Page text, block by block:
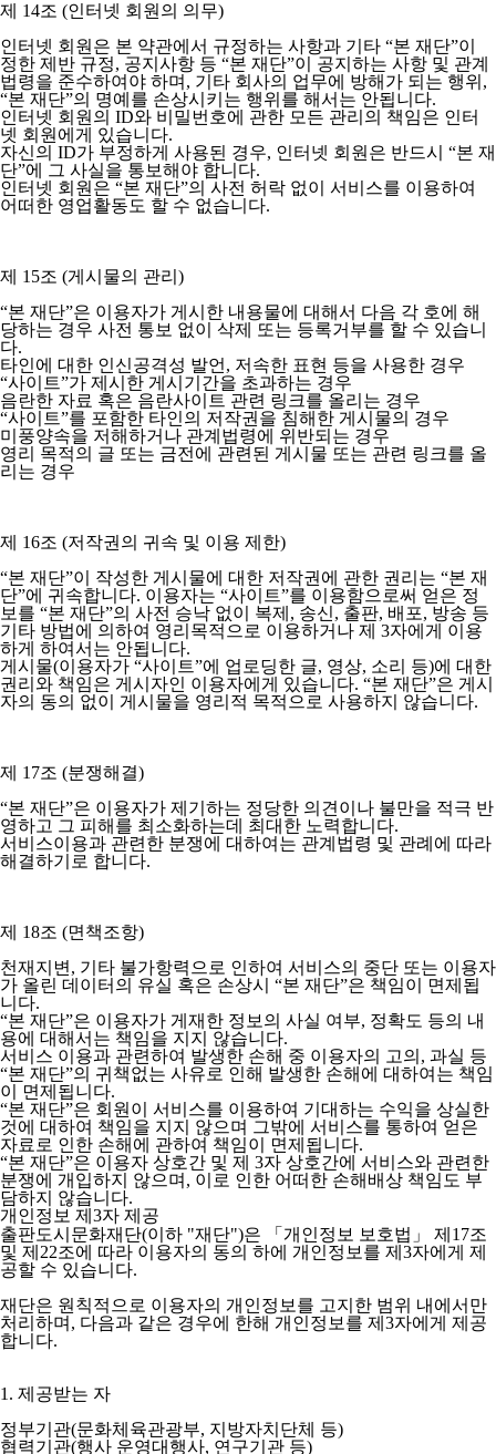
제 14조 (인터넷 회원의 의무)
인터넷 회원은 본 약관에서 규정하는 사항과 기타 “본 재단”이
정한 제반 규정, 공지사항 등 “본 재단”이 공지하는 사항 및 관계
법령을 준수하여야 하며, 기타 회사의 업무에 방해가 되는 행위,
“본 재단”의 명예를 손상시키는 행위를 해서는 안됩니다.
인터넷 회원의 ID와 비밀번호에 관한 모든 관리의 책임은 인터
넷 회원에게 있습니다.
자신의 ID가 부정하게 사용된 경우, 인터넷 회원은 반드시 “본 재
단”에 그 사실을 통보해야 합니다.
인터넷 회원은 “본 재단”의 사전 허락 없이 서비스를 이용하여
어떠한 영업활동도 할 수 없습니다.
제 15조 (게시물의 관리)
“본 재단”은 이용자가 게시한 내용물에 대해서 다음 각 호에 해
당하는 경우 사전 통보 없이 삭제 또는 등록거부를 할 수 있습니
다.
타인에 대한 인신공격성 발언, 저속한 표현 등을 사용한 경우
“사이트”가 제시한 게시기간을 초과하는 경우
음란한 자료 혹은 음란사이트 관련 링크를 올리는 경우
“사이트”를 포함한 타인의 저작권을 침해한 게시물의 경우
미풍양속을 저해하거나 관계법령에 위반되는 경우
영리 목적의 글 또는 금전에 관련된 게시물 또는 관련 링크를 올
리는 경우
제 16조 (저작권의 귀속 및 이용 제한)
“본 재단”이 작성한 게시물에 대한 저작권에 관한 권리는 “본 재
단”에 귀속합니다. 이용자는 “사이트”를 이용함으로써 얻은 정
보를 “본 재단”의 사전 승낙 없이 복제, 송신, 출판, 배포, 방송 등
기타 방법에 의하여 영리목적으로 이용하거나 제 3자에게 이용
하게 하여서는 안됩니다.
게시물(이용자가 “사이트”에 업로딩한 글, 영상, 소리 등)에 대한
권리와 책임은 게시자인 이용자에게 있습니다. “본 재단”은 게시
자의 동의 없이 게시물을 영리적 목적으로 사용하지 않습니다.
제 17조 (분쟁해결)
“본 재단”은 이용자가 제기하는 정당한 의견이나 불만을 적극 반
영하고 그 피해를 최소화하는데 최대한 노력합니다.
서비스이용과 관련한 분쟁에 대하여는 관계법령 및 관례에 따라
해결하기로 합니다.
제 18조 (면책조항)
천재지변, 기타 불가항력으로 인하여 서비스의 중단 또는 이용자
가 올린 데이터의 유실 혹은 손상시 “본 재단”은 책임이 면제됩
니다.
“본 재단”은 이용자가 게재한 정보의 사실 여부, 정확도 등의 내
용에 대해서는 책임을 지지 않습니다.
서비스 이용과 관련하여 발생한 손해 중 이용자의 고의, 과실 등
“본 재단”의 귀책없는 사유로 인해 발생한 손해에 대하여는 책임
이 면제됩니다.
“본 재단”은 회원이 서비스를 이용하여 기대하는 수익을 상실한
것에 대하여 책임을 지지 않으며 그밖에 서비스를 통하여 얻은
자료로 인한 손해에 관하여 책임이 면제됩니다.
“본 재단”은 이용자 상호간 및 제 3자 상호간에 서비스와 관련한
분쟁에 개입하지 않으며, 이로 인한 어떠한 손해배상 책임도 부
담하지 않습니다.
개인정보 제3자 제공
출판도시문화재단(이하 "재단")은 「개인정보 보호법」 제17조
및 제22조에 따라 이용자의 동의 하에 개인정보를 제3자에게 제
공할 수 있습니다.
재단은 원칙적으로 이용자의 개인정보를 고지한 범위 내에서만
처리하며, 다음과 같은 경우에 한해 개인정보를 제3자에게 제공
합니다.
1. 제공받는 자
정부기관(문화체육관광부, 지방자치단체 등)
협력기관(행사 운영대행사, 연구기관 등)